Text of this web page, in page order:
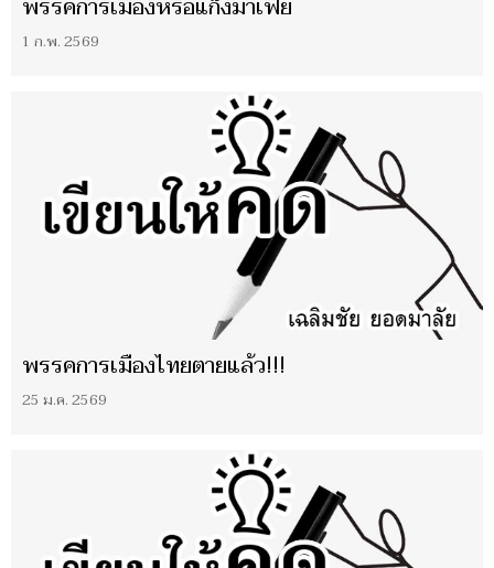
พรรคการเมืองหรือแก๊งมาเฟีย
1 ก.พ. 2569
พรรคการเมืองไทยตายแล้ว!!!
25 ม.ค. 2569